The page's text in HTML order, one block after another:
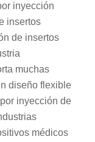
inyección
insertos
de insertos
muchas
diseño flexible
inyección de
médicos